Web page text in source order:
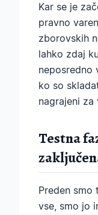
Kar se je
pravno
zborovskih
lahko zdaj
neposredno
ko so
nagrajeni za
Testna
Preden
vse, smo jo